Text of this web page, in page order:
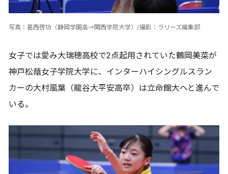
写真：葛西啓功（静岡学園高→関西学院大学）/撮影：ラリーズ編集部
女子では愛み大瑞穂高校で2点起用されていた鶴岡美菜が
神戸松蔭女子学院大学に、インターハイシングルスラン
カーの大村風葉（龍谷大平安高卒）は立命館大へと進んで
いる。